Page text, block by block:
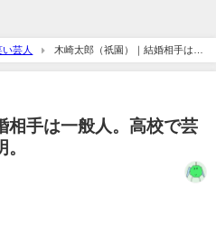
い芸人
木崎太郎（祇園）｜結婚相手は一
相手は一般人。高校で芸